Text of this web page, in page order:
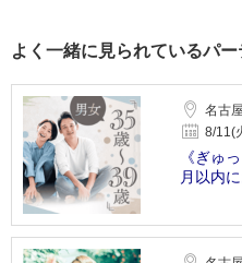
よく一緒に見られているパー
名古
8/11(
《ぎゅ
月以内